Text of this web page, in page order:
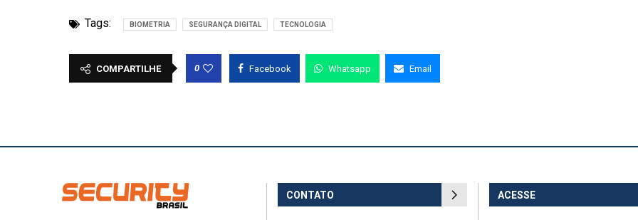
Tags: BIOMETRIA SEGURANÇA DIGITAL TECNOLOGIA
COMPARTILHE 0 Facebook Whatsapp Email
CONTATO ACESSE